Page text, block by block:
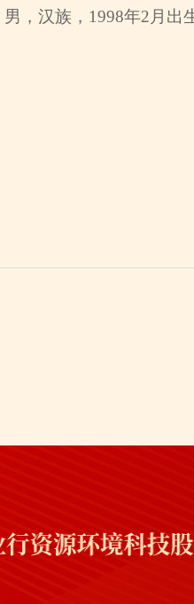
，汉族， 1998年2月出